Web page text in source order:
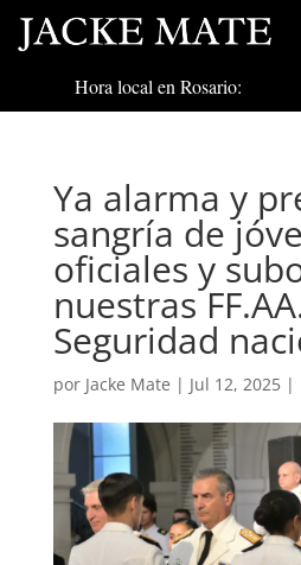
Hora local en Rosario:
Ya alarma y
sangría de
oficiales y
nuestras
Seguridad
por Jacke Mate | Jul 12, 2025|